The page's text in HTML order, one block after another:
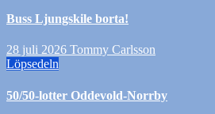
Buss Ljungskile borta!
28 juli 2026 Tommy Carlsson
Löpsedeln
50/50-lotter Oddevold-Norrby